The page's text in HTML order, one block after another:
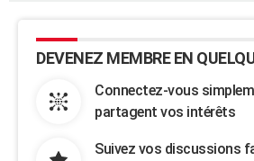
DEVENEZ MEMBRE EN
Connectez-vous
partagent vos intérêts
Suivez vos discussions